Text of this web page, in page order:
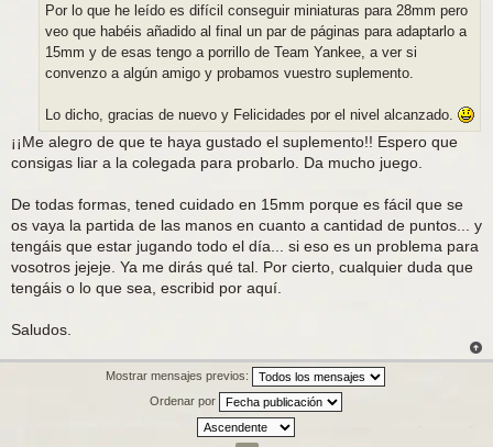
Por lo que he leído es difícil conseguir miniaturas para 28mm pero
veo que habéis añadido al final un par de páginas para adaptarlo a
15mm y de esas tengo a porrillo de Team Yankee, a ver si
convenzo a algún amigo y probamos vuestro suplemento.
Lo dicho, gracias de nuevo y Felicidades por el nivel alcanzado.
¡¡Me alegro de que te haya gustado el suplemento!! Espero que
consigas liar a la colegada para probarlo. Da mucho juego.
De todas formas, tened cuidado en 15mm porque es fácil que se
os vaya la partida de las manos en cuanto a cantidad de puntos... y
tengáis que estar jugando todo el día... si eso es un problema para
vosotros jejeje. Ya me dirás qué tal. Por cierto, cualquier duda que
tengáis o lo que sea, escribid por aquí.
Saludos.
Mostrar mensajes previos:
Ordenar por